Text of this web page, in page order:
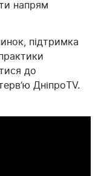
напрям
підтримка
до
ДніпроTV.